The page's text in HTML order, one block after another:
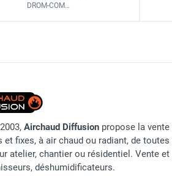
infrarouge fixe mur et
radiant électrique
Infrarouge électrique fixe
rayonnant
électrique
Poids
Marque
DROM-COM…
Airchaud Diffusion propose la
et fixes, à air chaud ou radiant, de
atelier, chantier ou résidentiel. Vente
déshumidificateurs.